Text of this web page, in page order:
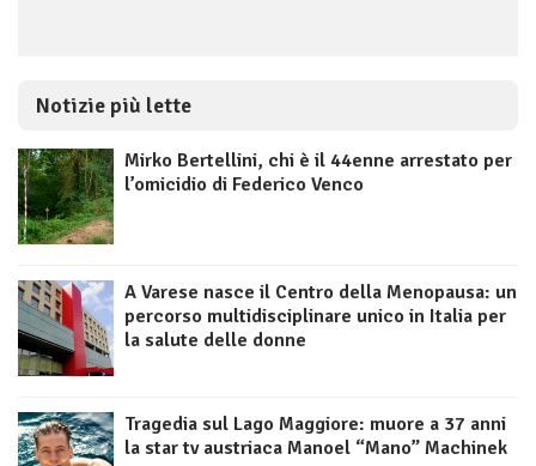
Notizie più lette
Mirko Bertellini, chi è il 44enne arrestato per
l’omicidio di Federico Venco
A Varese nasce il Centro della Menopausa: un
percorso multidisciplinare unico in Italia per
la salute delle donne
Tragedia sul Lago Maggiore: muore a 37 anni
la star tv austriaca Manoel “Mano” Machinek